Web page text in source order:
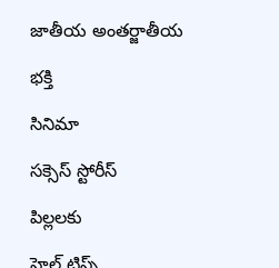
జాతీయ అంతర్జాతీయ
భక్తి
సినిమా
సక్సెస్ స్టోరీస్
పిల్లలకు
హెల్త్ టిప్స్